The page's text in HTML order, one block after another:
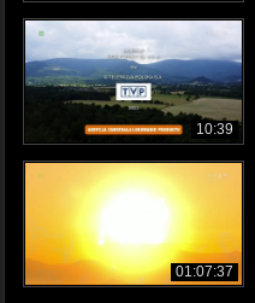
10:39
01:07:37